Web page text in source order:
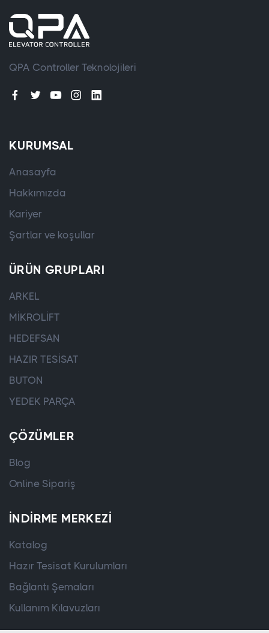
QPA Controller Teknolojileri
KURUMSAL
Anasayfa
Hakkımızda
Kariyer
Şartlar ve koşullar
ÜRÜN GRUPLARI
ARKEL
MİKROLİFT
HEDEFSAN
HAZIR TESİSAT
BUTON
YEDEK PARÇA
ÇÖZÜMLER
Blog
Online Sipariş
İNDIRME MERKEZI
Katalog
Hazır Tesisat Kurulumları
Bağlantı Şemaları
Kullanım Kılavuzları